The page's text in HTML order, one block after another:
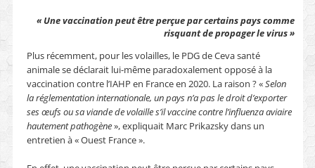
« Une vaccination peut être perçue par certains pays comme
risquant de propager le virus »
Plus récemment, pour les volailles, le PDG de Ceva santé
animale se déclarait lui-même paradoxalement opposé à la
vaccination contre l’IAHP en France en 2020. La raison ? «Selon
la réglementation internationale, un pays n’a pas le droit d’exporter
ses œufs ou sa viande de volaille s’il vaccine contre l’influenza aviaire
hautement pathogène», expliquait Marc Prikazsky dans un
entretien à « Ouest France ».